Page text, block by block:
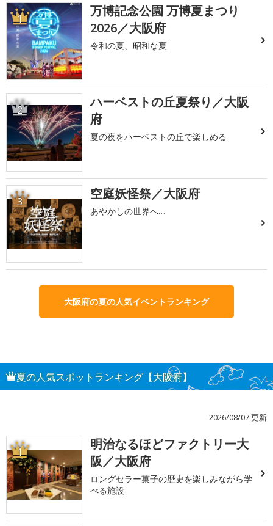
1
万博記念公園 万博夏まつり
2026／大阪府
令和の夏、昭和な夏
2
ハーベストの丘夏祭り／大阪
府
夏の夜をハーベストの丘で楽しめる
3 空庭妖怪祭／大阪府
あやかしの世界へ…
大阪府の夏の人気イベントランキング
夏の人気スポットランキング【大阪府】
2026/08/07 更新
1
明治なるほどファクトリー大
阪／大阪府
ロングセラー菓子の歴史を楽しみながら学
べる施設